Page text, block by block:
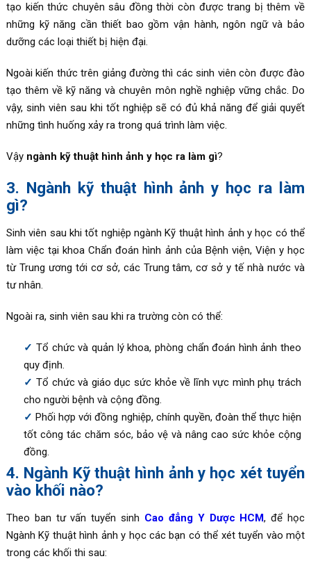
tạo kiến thức chuyên sâu đồng thời còn được trang bị thêm về
những kỹ năng cần thiết bao gồm vận hành, ngôn ngữ và bảo
dưỡng các loại thiết bị hiện đại.
Ngoài kiến thức trên giảng đường thì các sinh viên còn được đào
tạo thêm về kỹ năng và chuyên môn nghề nghiệp vững chắc. Do
vậy, sinh viên sau khi tốt nghiệp sẽ có đủ khả năng để giải quyết
những tình huống xảy ra trong quá trình làm việc.
Vậy ngành kỹ thuật hình ảnh y học ra làm gì?
3. Ngành kỹ thuật hình ảnh y học ra làm
gì?
Sinh viên sau khi tốt nghiệp ngành Kỹ thuật hình ảnh y học có thể
làm việc tại khoa Chẩn đoán hình ảnh của Bệnh viện, Viện y học
từ Trung ương tới cơ sở, các Trung tâm, cơ sở y tế nhà nước và
tư nhân.
Ngoài ra, sinh viên sau khi ra trường còn có thể:
Tổ chức và quản lý khoa, phòng chẩn đoán hình ảnh theo
quy định.
Tổ chức và giáo dục sức khỏe về lĩnh vực mình phụ trách
cho người bệnh và cộng đồng.
Phối hợp với đồng nghiệp, chính quyền, đoàn thể thực hiện
tốt công tác chăm sóc, bảo vệ và nâng cao sức khỏe cộng
đồng.
4. Ngành Kỹ thuật hình ảnh y học xét tuyển
vào khối nào?
Theo ban tư vấn tuyển sinh Cao đẳng Y Dược HCM, để học
Ngành Kỹ thuật hình ảnh y học các bạn có thể xét tuyển vào một
trong các khối thi sau: